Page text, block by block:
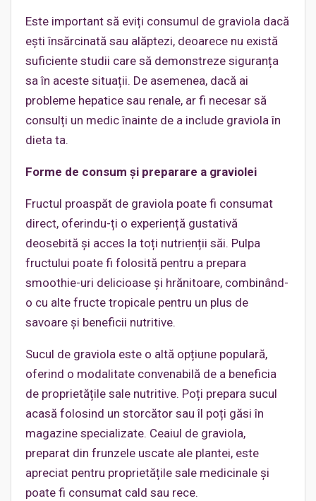
Este important să eviți consumul de graviola dacă
ești însărcinată sau alăptezi, deoarece nu există
suficiente studii care să demonstreze siguranța
sa în aceste situații. De asemenea, dacă ai
probleme hepatice sau renale, ar fi necesar să
consulți un medic înainte de a include graviola în
dieta ta.
Forme de consum și preparare a graviolei
Fructul proaspăt de graviola poate fi consumat
direct, oferindu-ți o experiență gustativă
deosebită și acces la toți nutrienții săi. Pulpa
fructului poate fi folosită pentru a prepara
smoothie-uri delicioase și hrănitoare, combinând-
o cu alte fructe tropicale pentru un plus de
savoare și beneficii nutritive.
Sucul de graviola este o altă opțiune populară,
oferind o modalitate convenabilă de a beneficia
de proprietățile sale nutritive. Poți prepara sucul
acasă folosind un storcător sau îl poți găsi în
magazine specializate. Ceaiul de graviola,
preparat din frunzele uscate ale plantei, este
apreciat pentru proprietățile sale medicinale și
poate fi consumat cald sau rece.